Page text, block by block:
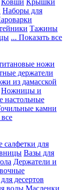
Ковши Крышки
Наборы для
Тажины
... Показать все
ножи
держатели
из дамасской
Ножницы и
настольные
камни
для
Вазы для
Держатели и
десертов
воды Масленки